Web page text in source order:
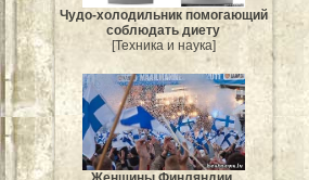
Чудо-холодильник помогающий
соблюдать диету
[Техника и наука]